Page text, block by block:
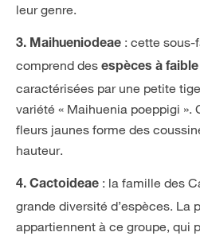
leur genre.
3. Maihueniodeae : cette
comprend des espèces à
caractérisées par une petite
variété « Maihuenia poeppigi ».
fleurs jaunes forme des
hauteur.
4. Cactoideae : la famille des
grande diversité d’espèces. La
appartiennent à ce groupe, qui